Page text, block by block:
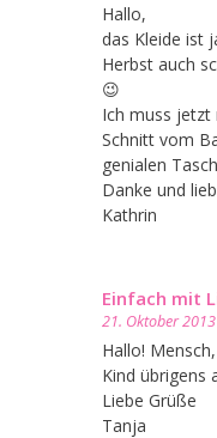
Hallo,
das Kleide ist
Herbst auch
😉
Ich muss jetzt
Schnitt vom
genialen
Danke und
Kathrin
Einfach mit
21. Oktober
Hallo!
Kind übrigens
Liebe Grüße
Tanja